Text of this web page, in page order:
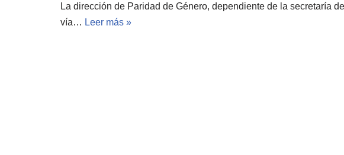
La dirección de Paridad de Género, dependiente de la secretaría
vía… Leer más »